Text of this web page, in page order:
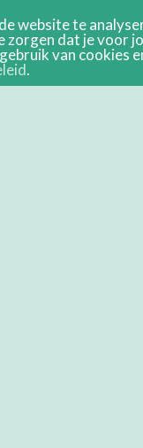
website te
zorgen dat je voor
van cookies
.